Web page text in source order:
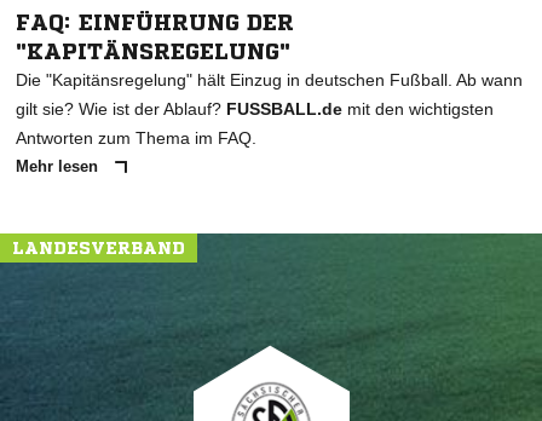
FAQ: EINFÜHRUNG DER
"KAPITÄNSREGELUNG"
Die "Kapitänsregelung" hält Einzug in deutschen Fußball. Ab wann
gilt sie? Wie ist der Ablauf? FUSSBALL.de mit den wichtigsten
Antworten zum Thema im FAQ.
Mehr lesen
LANDESVERBAND